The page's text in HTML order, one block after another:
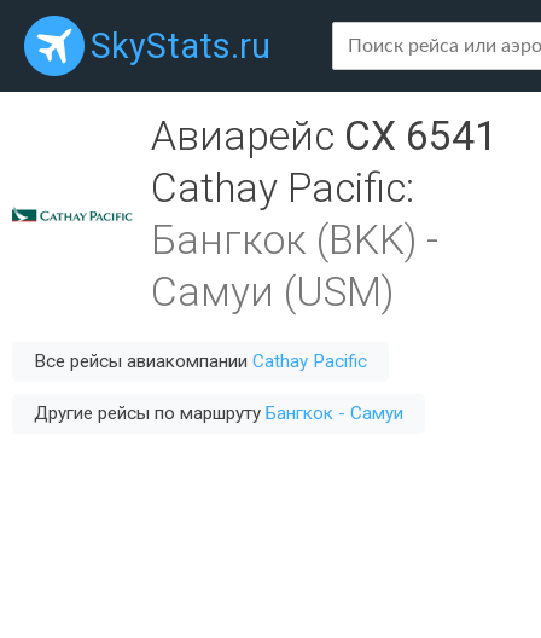
SkyStats.ru
Авиарейс CX 6541
Cathay Pacific:
Бангкок (BKK) -
Самуи (USM)
Все рейсы авиакомпании Cathay Pacific
Другие рейсы по маршруту Бангкок - Самуи